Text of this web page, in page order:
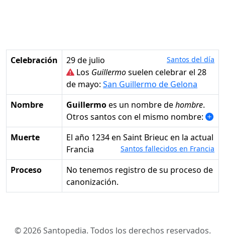
Celebración 29 de julio Santos del día
Los Guillermosuelen celebrar el 28
de mayo: San Guillermo de Gelona
Nombre
Guillermoes un nombre dehombre.
Otros santos con el mismo nombre:
Muerte
el año 1234 en Saint Brieuc en la actual
Francia
Santos fallecidos en Francia
Proceso
No tenemos registro de su proceso de
canonización.
© 2026 Santopedia. Todos los derechos reservados.